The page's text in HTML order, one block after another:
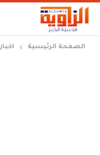
الصفحة الرئيسية اخبار